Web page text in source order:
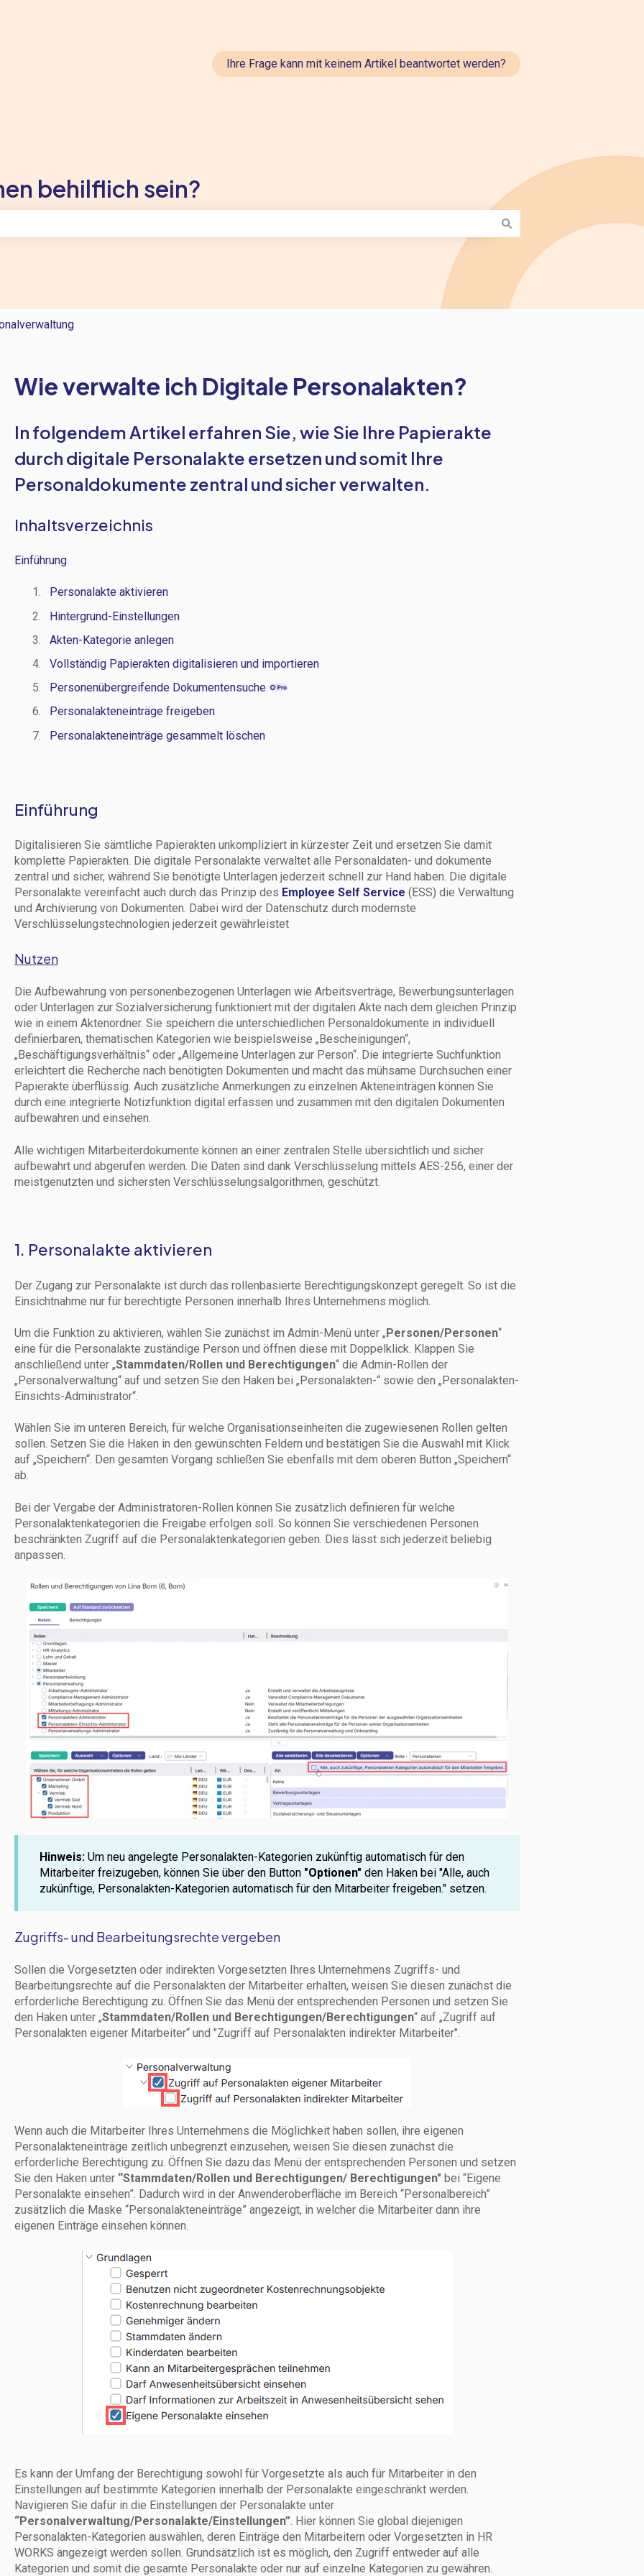
anzeigen
Ihre Frage kann mit keinem Artikel beantwortet werden?
behilflich sein?
Wie verwalte ich Digitale Personalakten?
In folgendem Artikel erfahren Sie, wie Sie Ihre Papierakte
durch digitale Personalakte ersetzen und somit Ihre
Personaldokumente zentral und sicher verwalten.
Inhaltsverzeichnis
Einführung
Personalakte aktivieren
Hintergrund-Einstellungen
Akten-Kategorie anlegen
Vollständig Papierakten digitalisieren und importieren
Personenübergreifende Dokumentensuche
Personalakteneinträge freigeben
Personalakteneinträge gesammelt löschen
Einführung
Digitalisieren Sie sämtliche Papierakten unkompliziert in kürzester Zeit und ersetzen Sie damit
komplette Papierakten. Die digitale Personalakte verwaltet alle Personaldaten- und dokumente
zentral und sicher, während Sie benötigte Unterlagen jederzeit schnell zur Hand haben. Die digitale
Personalakte vereinfacht auch durch das Prinzip des Employee Self Service (ESS) die Verwaltung
und Archivierung von Dokumenten. Dabei wird der Datenschutz durch modernste
Verschlüsselungstechnologien jederzeit gewährleistet
Nutzen
Die Aufbewahrung von personenbezogenen Unterlagen wie Arbeitsverträge, Bewerbungsunterlagen
oder Unterlagen zur Sozialversicherung funktioniert mit der digitalen Akte nach dem gleichen Prinzip
wie in einem Aktenordner. Sie speichern die unterschiedlichen Personaldokumente in individuell
definierbaren, thematischen Kategorien wie beispielsweise „Bescheinigungen“,
„Beschäftigungsverhältnis“ oder „Allgemeine Unterlagen zur Person“. Die integrierte Suchfunktion
erleichtert die Recherche nach benötigten Dokumenten und macht das mühsame Durchsuchen einer
Papierakte überflüssig. Auch zusätzliche Anmerkungen zu einzelnen Akteneinträgen können Sie
durch eine integrierte Notizfunktion digital erfassen und zusammen mit den digitalen Dokumenten
aufbewahren und einsehen.
Alle wichtigen Mitarbeiterdokumente können an einer zentralen Stelle übersichtlich und sicher
aufbewahrt und abgerufen werden. Die Daten sind dank Verschlüsselung mittels AES-256, einer der
meistgenutzten und sichersten Verschlüsselungsalgorithmen, geschützt.
1. Personalakte aktivieren
Der Zugang zur Personalakte ist durch das rollenbasierte Berechtigungskonzept geregelt. So ist die
Einsichtnahme nur für berechtigte Personen innerhalb Ihres Unternehmens möglich.
Um die Funktion zu aktivieren, wählen Sie zunächst im Admin-Menü unter „Personen/Personen“
eine für die Personalakte zuständige Person und öffnen diese mit Doppelklick. Klappen Sie
anschließend unter „Stammdaten/Rollen und Berechtigungen“ die Admin-Rollen der
„Personalverwaltung“ auf und setzen Sie den Haken bei „Personalakten-“ sowie den „Personalakten-
Einsichts-Administrator“.
Wählen Sie im unteren Bereich, für welche Organisationseinheiten die zugewiesenen Rollen gelten
sollen. Setzen Sie die Haken in den gewünschten Feldern und bestätigen Sie die Auswahl mit Klick
auf „Speichern“. Den gesamten Vorgang schließen Sie ebenfalls mit dem oberen Button „Speichern“
ab.
Bei der Vergabe der Administratoren-Rollen können Sie zusätzlich definieren für welche
Personalaktenkategorien die Freigabe erfolgen soll. So können Sie verschiedenen Personen
beschränkten Zugriff auf die Personalaktenkategorien geben. Dies lässt sich jederzeit beliebig
anpassen.
Hinweis: Um neu angelegte Personalakten-Kategorien zukünftig automatisch für den
Mitarbeiter freizugeben, können Sie über den Button "Optionen" den Haken bei "Alle, auch
zukünftige, Personalakten-Kategorien automatisch für den Mitarbeiter freigeben." setzen.
Zugriffs- und Bearbeitungsrechte vergeben
Sollen die Vorgesetzten oder indirekten Vorgesetzten Ihres Unternehmens Zugriffs- und
Bearbeitungsrechte auf die Personalakten der Mitarbeiter erhalten, weisen Sie diesen zunächst die
erforderliche Berechtigung zu. Öffnen Sie das Menü der entsprechenden Personen und setzen Sie
den Haken unter „Stammdaten/Rollen und Berechtigungen/Berechtigungen“ auf „Zugriff auf
Personalakten eigener Mitarbeiter“ und "Zugriff auf Personalakten indirekter Mitarbeiter".
Wenn auch die Mitarbeiter Ihres Unternehmens die Möglichkeit haben sollen, ihre eigenen
Personalakteneinträge zeitlich unbegrenzt einzusehen, weisen Sie diesen zunächst die
erforderliche Berechtigung zu. Öffnen Sie dazu das Menü der entsprechenden Personen und setzen
Sie den Haken unter “Stammdaten/Rollen und Berechtigungen/ Berechtigungen" bei “Eigene
Personalakte einsehen”. Dadurch wird in der Anwenderoberfläche im Bereich “Personalbereich”
zusätzlich die Maske “Personalakteneinträge” angezeigt, in welcher die Mitarbeiter dann ihre
eigenen Einträge einsehen können.
Es kann der Umfang der Berechtigung sowohl für Vorgesetzte als auch für Mitarbeiter in den
Einstellungen auf bestimmte Kategorien innerhalb der Personalakte eingeschränkt werden.
Navigieren Sie dafür in die Einstellungen der Personalakte unter
“Personalverwaltung/Personalakte/Einstellungen”. Hier können Sie global diejenigen
Personalakten-Kategorien auswählen, deren Einträge den Mitarbeitern oder Vorgesetzten in HR
WORKS angezeigt werden sollen. Grundsätzlich ist es möglich, den Zugriff entweder auf alle
Kategorien und somit die gesamte Personalakte oder nur auf einzelne Kategorien zu gewähren.